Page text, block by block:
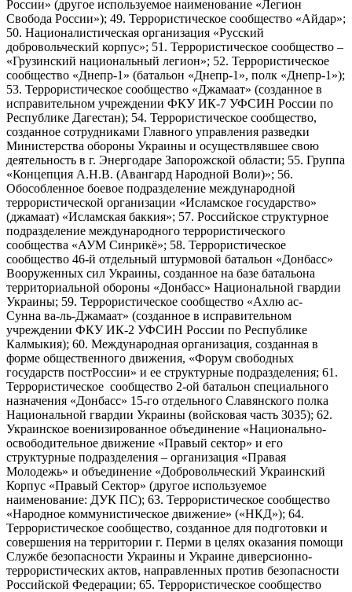
России» (другое используемое наименование «Легион
Свобода России»); 49. Террористическое сообщество «Айдар»;
50. Националистическая организация «Русский
добровольческий корпус»; 51. Террористическое сообщество –
«Грузинский национальный легион»; 52. Террористическое
сообщество «Днепр-1» (батальон «Днепр-1», полк «Днепр-1»);
53. Террористическое сообщество «Джамаат» (созданное в
исправительном учреждении ФКУ ИК-7 УФСИН России по
Республике Дагестан); 54. Террористическое сообщество,
созданное сотрудниками Главного управления разведки
Министерства обороны Украины и осуществлявшее свою
деятельность в г. Энергодаре Запорожской области; 55. Группа
«Концепция А.Н.В. (Авангард Народной Воли)»; 56.
Обособленное боевое подразделение международной
террористической организации «Исламское государство»
(джамаат) «Исламская баккия»; 57. Российское структурное
подразделение международного террористического
сообщества «АУМ Синрикё»; 58. Террористическое
сообщество 46-й отдельный штурмовой батальон «Донбасс»
Вооруженных сил Украины, созданное на базе батальона
территориальной обороны «Донбасс» Национальной гвардии
Украины; 59. Террористическое сообщество «Ахлю ас-
Сунна ва-ль-Джамаат» (созданное в исправительном
учреждении ФКУ ИК-2 УФСИН России по Республике
Калмыкия); 60. Международная организация, созданная в
форме общественного движения, «Форум свободных
государств постРоссии» и ее структурные подразделения; 61.
Террористическое сообщество 2-ой батальон специального
назначения «Донбасс» 15-го отдельного Славянского полка
Национальной гвардии Украины (войсковая часть 3035); 62.
Украинское военизированное объединение «Национально-
освободительное движение «Правый сектор» и его
структурные подразделения – организация «Правая
Молодежь» и объединение «Добровольческий Украинский
Корпус «Правый Сектор» (другое используемое
наименование: ДУК ПС); 63. Террористическое сообщество
«Народное коммунистическое движение» («НКД»); 64.
Террористическое сообщество, созданное для подготовки и
совершения на территории г. Перми в целях оказания помощи
Службе безопасности Украины и Украине диверсионно-
террористических актов, направленных против безопасности
Российской Федерации; 65. Террористическое сообщество